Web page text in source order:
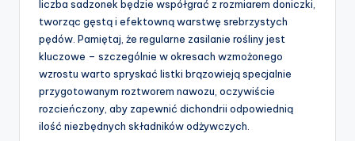
liczba sadzonek będzie współgrać z rozmiarem doniczki,
tworząc gęstą i efektowną warstwę srebrzystych
pędów. Pamiętaj, że regularne zasilanie rośliny jest
kluczowe – szczególnie w okresach wzmożonego
wzrostu warto spryskać listki brązowieją specjalnie
przygotowanym roztworem nawozu, oczywiście
rozcieńczony, aby zapewnić dichondrii odpowiednią
ilość niezbędnych składników odżywczych.